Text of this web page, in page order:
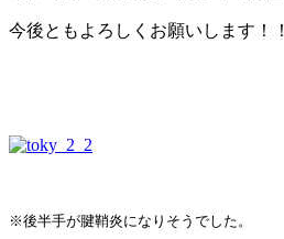
今後ともよろしくお願いします！！
※後半手が腱鞘炎になりそうでした。